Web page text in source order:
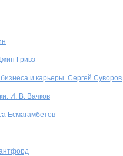
Гривз
и карьеры. Сергей Суворов
И. В. Вачков
Есмагамбетов